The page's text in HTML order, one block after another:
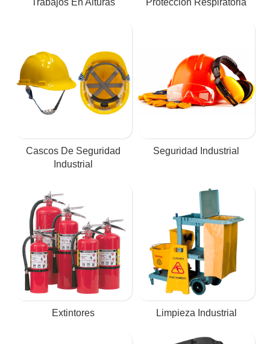
Trabajos En Alturas Protección Respiratoria
Cascos De Seguridad
Industrial
Seguridad Industrial
Extintores Limpieza Industrial